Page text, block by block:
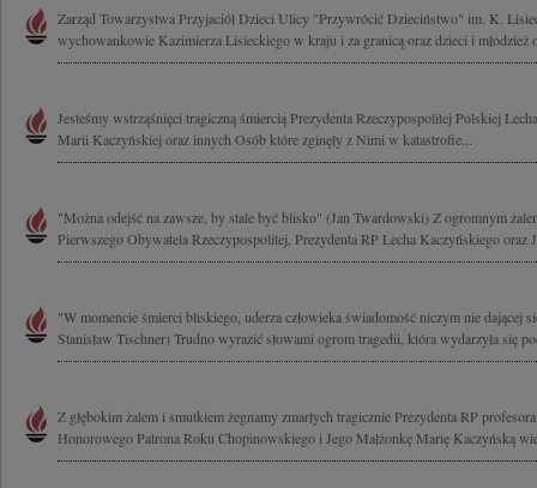
Zarząd Towarzystwa Przyjaciół Dzieci Ulicy "Przywrócić Dzieciństwo" im. K.
wychowankowie Kazimierza Lisieckiego w kraju i za granicą oraz dzieci i
Jesteśmy wstrząśnięci tragiczną śmiercią Prezydenta Rzeczypospolitej Polskiej
Marii Kaczyńskiej oraz innych Osób które zginęły z Nimi w katastrofie...
"Można odejść na zawsze, by stale być blisko" (Jan Twardowski) Z ogromnym
Pierwszego Obywatela Rzeczypospolitej, Prezydenta RP Lecha Kaczyńskiego oraz
"W momencie śmierci bliskiego, uderza człowieka świadomość niczym nie dającej
Stanisław Tischner) Trudno wyrazić słowami ogrom tragedii, która wydarzyła się
Z głębokim żalem i smutkiem żegnamy zmarłych tragicznie Prezydenta RP
Honorowego Patrona Roku Chopinowskiego i Jego Małżonkę Marię Kaczyńską